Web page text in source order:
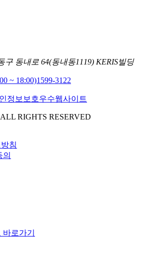
구 동내로 64(동내동1119) KERIS빌딩
~ 18:00)1599-3122
RIGHTS RESERVED
침
로가기